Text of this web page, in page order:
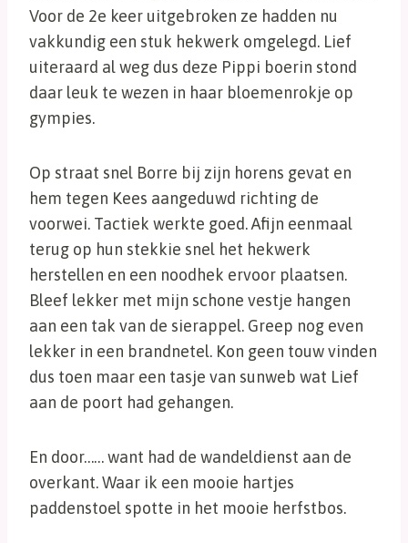
Voor de 2e keer uitgebroken ze hadden nu
vakkundig een stuk hekwerk omgelegd. Lief
uiteraard al weg dus deze Pippi boerin stond
daar leuk te wezen in haar bloemenrokje op
gympies.
Op straat snel Borre bij zijn horens gevat en
hem tegen Kees aangeduwd richting de
voorwei. Tactiek werkte goed. Afijn eenmaal
terug op hun stekkie snel het hekwerk
herstellen en een noodhek ervoor plaatsen.
Bleef lekker met mijn schone vestje hangen
aan een tak van de sierappel. Greep nog even
lekker in een brandnetel. Kon geen touw vinden
dus toen maar een tasje van sunweb wat Lief
aan de poort had gehangen.
En door…… want had de wandeldienst aan de
overkant. Waar ik een mooie hartjes
paddenstoel spotte in het mooie herfstbos.